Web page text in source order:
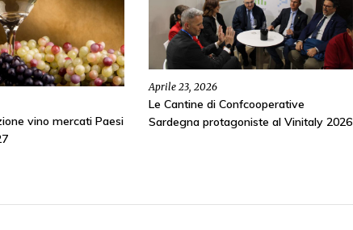
vino mercati Paesi
Aprile 23, 2026
Le Cantine di Confcooperative
Sardegna protagoniste al Vinitaly 2026